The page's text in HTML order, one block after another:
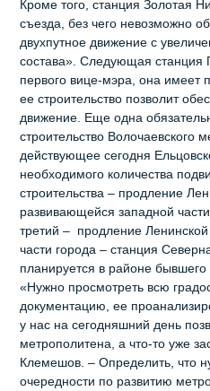
Кроме того, станция Золотая
съезда, без чего невозможно
двухпутное движение с
состава». Следующая станция
первого вице-мэра, она имеет
ее строительство позволит
движение. Еще одна
строительство Волочаевского
действующее сегодня
необходимого количества
строительства – продление
развивающейся западной
третий – продление
части города – станция
планируется в районе бывшего
«Нужно просмотреть всю
документацию, ее
у нас на сегодняшний день
метрополитена, а что-то уже
Клемешов. – Определить, что
очередности по развитию